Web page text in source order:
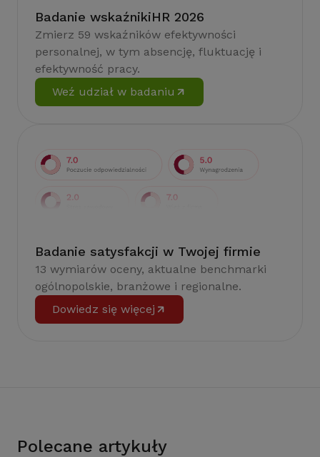
Badanie wskaźnikiHR 2026
Zmierz 59 wskaźników efektywności
personalnej, w tym absencję, fluktuację i
efektywność pracy.
Weź udział w badaniu
Badanie satysfakcji w Twojej firmie
13 wymiarów oceny, aktualne benchmarki
ogólnopolskie, branżowe i regionalne.
Dowiedz się więcej
Polecane artykuły